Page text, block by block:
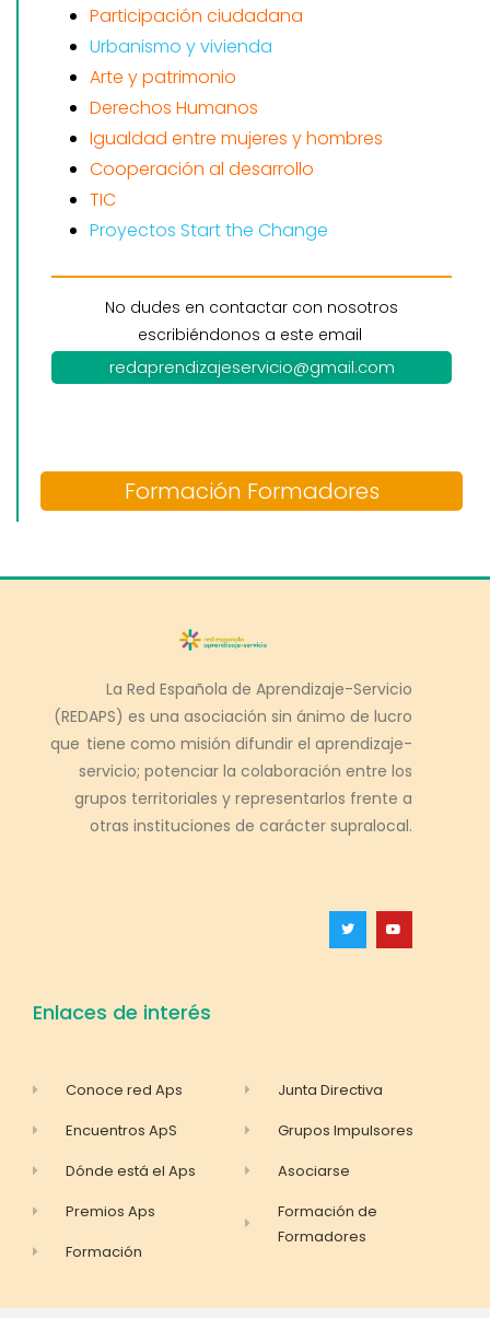
Participación ciudadana
Urbanismo y vivienda
Arte y patrimonio
Derechos Humanos
Igualdad entre mujeres y hombres
Cooperación al desarrollo
TIC
Proyectos Start the Change
No dudes en contactar con nosotros
escribiéndonos a este email
redaprendizajeservicio@gmail.com
Formación Formadores
La Red Española de Aprendizaje-Servicio
(REDAPS) es una asociación sin ánimo de lucro
que tiene como misión difundir el aprendizaje-
servicio; potenciar la colaboración entre los
grupos territoriales y representarlos frente a
otras instituciones de carácter supralocal.
Enlaces de interés
Conoce red Aps
Encuentros ApS
Dónde está el Aps
Premios Aps
Formación
Junta Directiva
Grupos Impulsores
Asociarse
Formación de
Formadores